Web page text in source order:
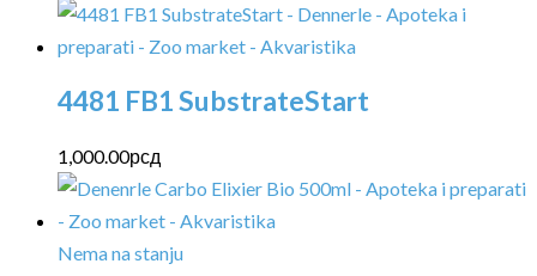
4481 FB1 SubstrateStart
1,000.00рсд
Nema na stanju